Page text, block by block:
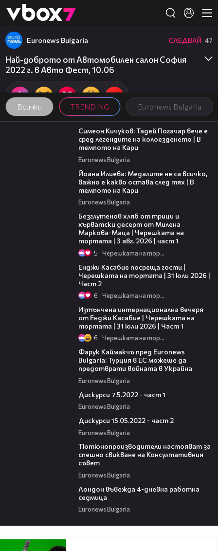
👾
Всички TRENDING Euronews Bulgaria
Euronews Bulgaria СЛЕДВАЙ 47
Най-доброто от Автомобилен салон София
2022 г. в Авто Фест, 10.06
11:23
Симеон Кичуков: Тадей Погачар вече е
сред легендите на колоезденето | В
темпото на Кари
Euronews Bulgaria
Йоана Илиева: Медалите не са всичко,
важно е какво остава след тях | В
темпото на Кари
Euronews Bulgaria
Безглутенов хляб от трици и
хърватски десерт от Милена
Маркова-Маца | Черешката на
тортата | 3 авг. 2026 | част 1
5 Черешката на тортата
Енджи Касабие посреща гости |
Черешката на тортата | 31 юли 2026 |
Част 2
6 Черешката на тортата
Изтънчена интернационална вечеря
от Енджи Касабие | Черешката на
тортата | 31 юли 2026 | Част 1
6 Черешката на тортата
Фарук Каймакчъ пред Euronews
Bulgaria: Турция в ЕС можеше да
предотврати войната в Украйна
Euronews Bulgaria
Дискурси 7.5.2022 - част 1
Euronews Bulgaria
Дискурси 15.05.2022 - част 2
Euronews Bulgaria
Тютюнопроизводители настояват за
спешно свикване на Консултативния
съвет
Euronews Bulgaria
Лондон въвежда 4-дневна работна
седмица
Euronews Bulgaria